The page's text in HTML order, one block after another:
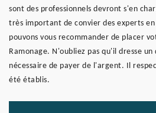
sont des professionnels devront s'en
très important de convier des experts
pouvons vous recommander de placer
Ramonage. N'oubliez pas qu'il dresse un
nécessaire de payer de l'argent. Il
été établis.